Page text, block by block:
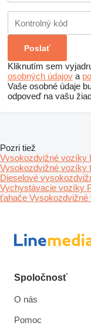
Kliknutím sem
osobných údajov a
Vaše osobné údaje
odpoveď na vašu
Pozri tiež
Vysokozdvižné vozíky
Vysokozdvižné vozíky
Dieselové
Vychystávacie vozíky
ťahače
Spoločnosť
O nás
Pomoc